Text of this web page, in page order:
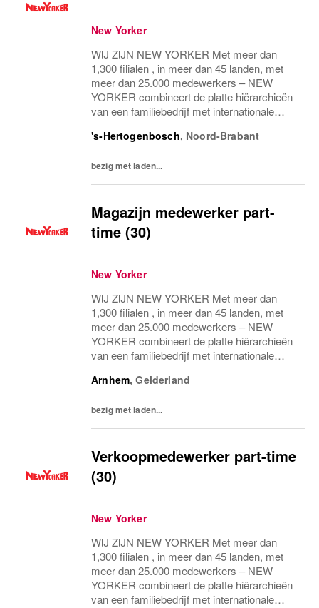
New Yorker
WIJ ZIJN NEW YORKER Met meer dan
1,300 filialen , in meer dan 45 landen, met
meer dan 25.000 medewerkers – NEW
YORKER combineert de platte hiërarchieën
van een familiebedrijf met internationale
werkomgeving. WEES NEW YORKER
's-Hertogenbosch, Noord-Brabant
bezig met laden...
Magazijn medewerker part-
time (30)
New Yorker
WIJ ZIJN NEW YORKER Met meer dan
1,300 filialen , in meer dan 45 landen, met
meer dan 25.000 medewerkers – NEW
YORKER combineert de platte hiërarchieën
van een familiebedrijf met internationale
werkomgeving. WEES NEW YORKER
Arnhem,Gelderland
bezig met laden...
Verkoopmedewerker part-time
(30)
New Yorker
WIJ ZIJN NEW YORKER Met meer dan
1,300 filialen , in meer dan 45 landen, met
meer dan 25.000 medewerkers – NEW
YORKER combineert de platte hiërarchieën
van een familiebedrijf met internationale